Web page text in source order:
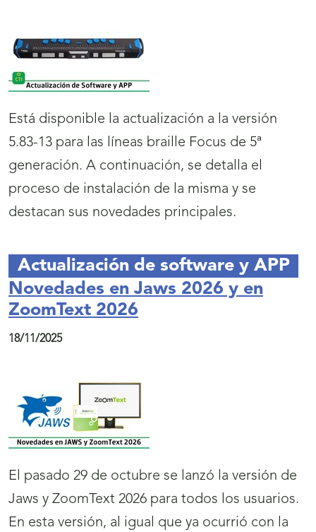
Está disponible la actualización a la versión
5.83-13 para las líneas braille Focus de 5ª
generación. A continuación, se detalla el
proceso de instalación de la misma y se
destacan sus novedades principales.
Actualización de software y APP
Novedades en Jaws 2026 y en
ZoomText 2026
18/11/2025
El pasado 29 de octubre se lanzó la versión de
Jaws y ZoomText 2026 para todos los usuarios.
En esta versión, al igual que ya ocurrió con la